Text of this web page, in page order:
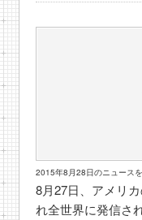
2015年8月28日のニュース
8月27日、アメリ
れ全世界に発信さ